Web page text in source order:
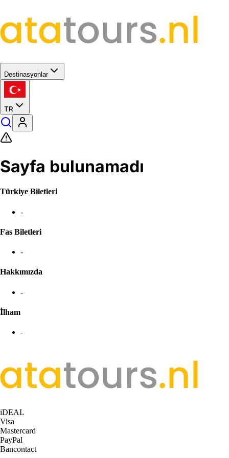
Destinasyonlar
TR
Sayfa bulunamadı
Türkiye Biletleri
-
Fas Biletleri
-
Hakkımızda
-
İlham
-
iDEAL
Visa
Mastercard
PayPal
Bancontact